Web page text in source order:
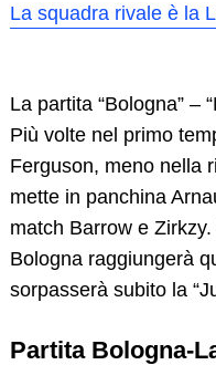
La squadra rivale è la
La partita “Bologna” –
Più volte nel primo
Ferguson, meno nella
mette in panchina
match Barrow e
Bologna raggiungerà
sorpasserà subito la
Partita Bologna-